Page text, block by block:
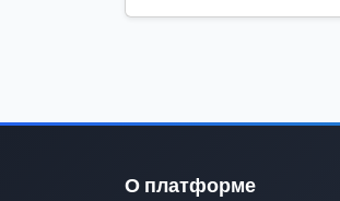
О платформе